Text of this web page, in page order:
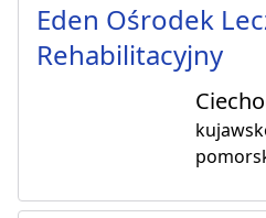
Eden Ośrodek
Rehabilitacyjny